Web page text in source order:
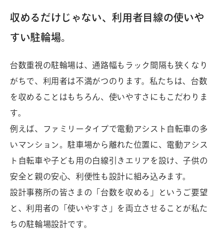
収めるだけじゃない、利用者目線の使いや
すい駐輪場。
台数重視の駐輪場は、通路幅もラック間隔も狭くなり
がちで、利用者は不満がつのります。私たちは、台数
を収めることはもちろん、使いやすさにもこだわりま
す。
例えば、ファミリータイプで電動アシスト自転車の多
いマンション。駐車場から離れた位置に、電動アシス
ト自転車や子ども用の白線引きエリアを設け、子供の
安全と親の安心、利便性も設計に組み込みます。
設計事務所の皆さまの「台数を収める」というご要望
と、利用者の「使いやすさ」を両立させることが私た
ちの駐輪場設計です。